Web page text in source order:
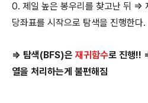
0. 제일 높은 봉우리를 찾고난 뒤 =>
당좌표를 시작으로 탐색을 진행한다.
=> 탐색(BFS)은 재귀함수로 진행!!
열을 처리하는게 불편해짐